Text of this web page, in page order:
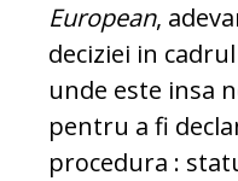
European,
deciziei in cadrul
unde este insa
pentru a fi
procedura :